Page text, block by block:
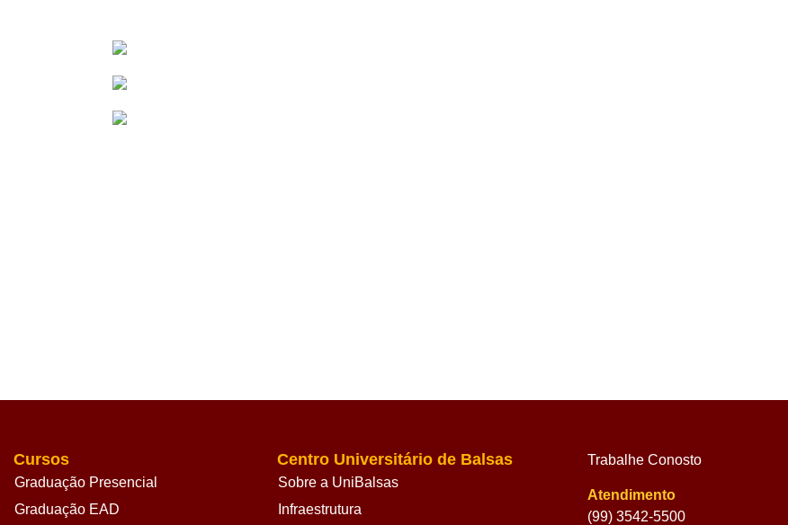
Cursos
Graduação Presencial
Graduação EAD
Centro Universitário de Balsas
Sobre a UniBalsas
Infraestrutura
Trabalhe Conosto
Atendimento
(99) 3542-5500